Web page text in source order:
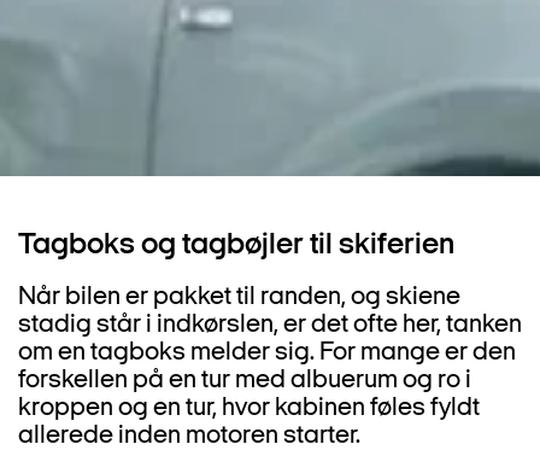
Tagboks og tagbøjler til skiferien
Når bilen er pakket til randen, og skiene
stadig står i indkørslen, er det ofte her, tanken
om en tagboks melder sig. For mange er den
forskellen på en tur med albuerum og ro i
kroppen og en tur, hvor kabinen føles fyldt
allerede inden motoren starter.